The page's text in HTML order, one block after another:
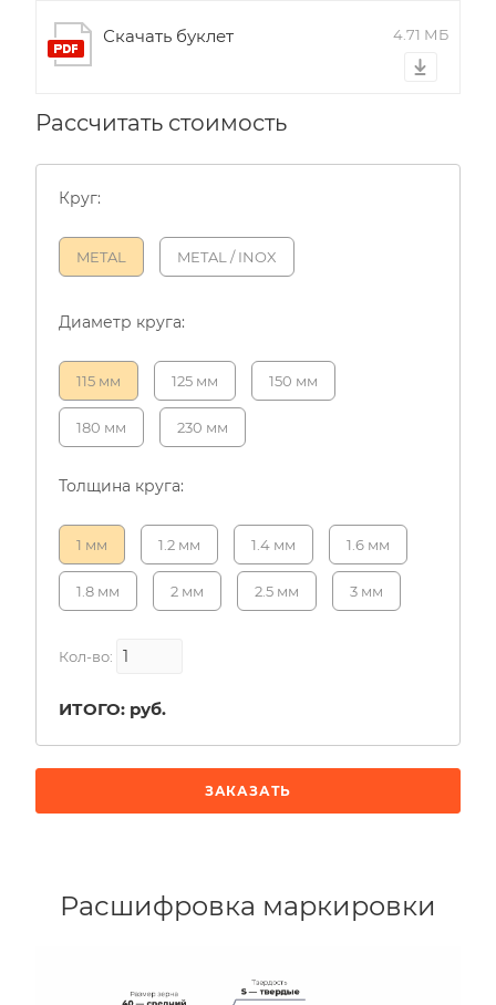
Скачать буклет 4.71 МБ
Рассчитать стоимость
Круг:
METAL METAL / INOX
Диаметр круга:
115 мм 125 мм 150 мм
180 мм 230 мм
Толщина круга:
1 мм 1.2 мм 1.4 мм 1.6 мм
1.8 мм 2 мм 2.5 мм 3 мм
Кол-во:
ИТОГО: руб.
ЗАКАЗАТЬ
Расшифровка маркировки